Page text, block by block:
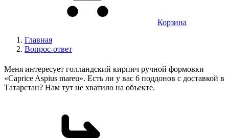
Корзина
Главная
Вопрос-ответ
Меня интересует голландский кирпич ручной формовки
«Caprice Aspius mareu». Есть ли у вас 6 поддонов с доставкой в
Татарстан? Нам тут не хватило на объекте.